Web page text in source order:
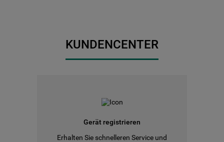
KUNDENCENTER
Gerät registrieren
Erhalten Sie schnelleren Service und